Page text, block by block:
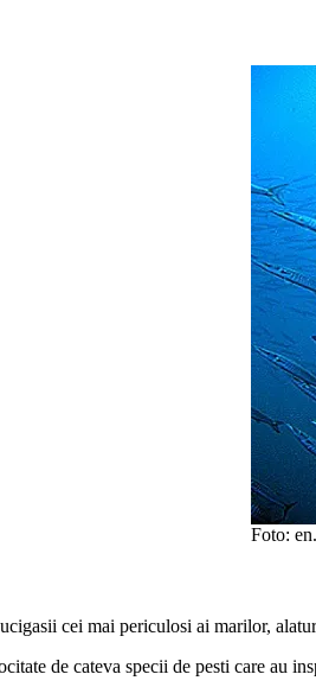
Foto:
cei mai periculosi ai marilor,
de cateva specii de pesti care au